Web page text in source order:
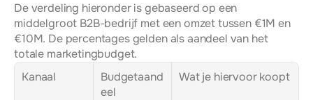
De verdeling hieronder is gebaseerd op een
middelgroot B2B-bedrijf met een omzet tussen €1M en
€10M. De percentages gelden als aandeel van het
totale marketingbudget.
Kanaal
Budgetaand
eel
Wat je hiervoor koopt